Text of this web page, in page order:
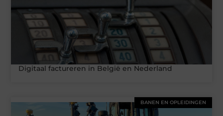
Digitaal factureren in België en Nederland
BANEN EN OPLEIDINGEN